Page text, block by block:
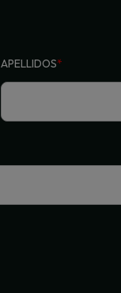
APELLIDOS*